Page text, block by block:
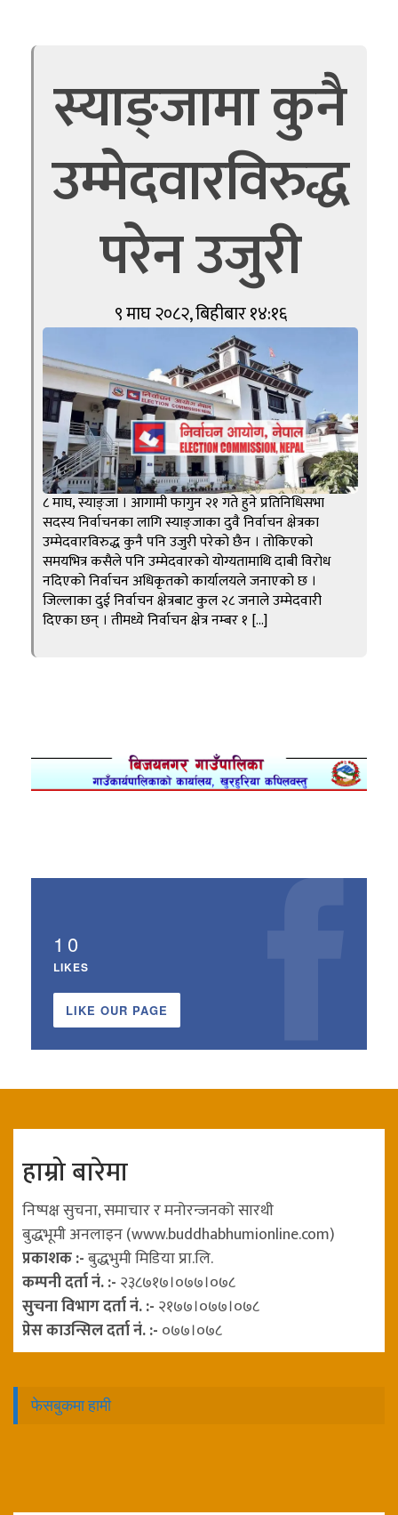
स्याङ्जामा कुनै
उम्मेदवारविरुद्ध
परेन उजुरी
९ माघ २०८२, बिहीबार १४:१६
८ माघ, स्याङ्जा । आगामी फागुन २१ गते हुने प्रतिनिधिसभा
सदस्य निर्वाचनका लागि स्याङ्जाका दुवै निर्वाचन क्षेत्रका
उम्मेदवारविरुद्ध कुनै पनि उजुरी परेको छैन । तोकिएको
समयभित्र कसैले पनि उम्मेदवारको योग्यतामाथि दाबी विरोध
नदिएको निर्वाचन अधिकृतको कार्यालयले जनाएको छ ।
जिल्लाका दुई निर्वाचन क्षेत्रबाट कुल २८ जनाले उम्मेदवारी
दिएका छन् । तीमध्ये निर्वाचन क्षेत्र नम्बर १ […]
10
LIKES
LIKE OUR PAGE
हाम्रो बारेमा
निष्पक्ष सुचना, समाचार र मनोरन्जनको सारथी
बुद्धभूमी अनलाइन (www.buddhabhumionline.com)
प्रकाशक :-बुद्धभुमी मिडिया प्रा.लि.
कम्पनी दर्ता नं. :- २३८७१७।०७७।०७८
सुचना विभाग दर्ता नं. :- २१७७।०७७।०७८
प्रेस काउन्सिल दर्ता नं. :- ०७७।०७८
फेसबुकमा हामी